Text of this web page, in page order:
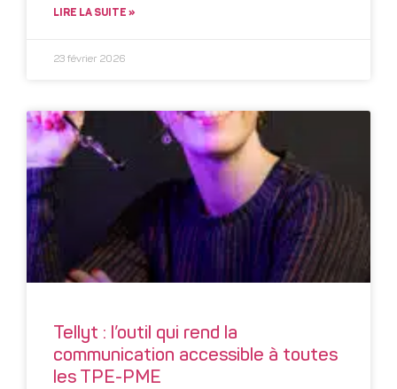
LIRE LA SUITE »
23 février 2026
Tellyt : l’outil qui rend la
communication accessible à toutes
les TPE-PME